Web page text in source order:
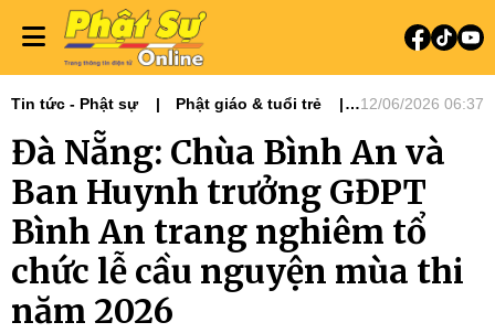
Tin tức - Phật sự
Phật giáo & tuổi trẻ
12/06/2026 06:37
Đà Nẵng: Chùa Bình An và
Ban Huynh trưởng GĐPT
Bình An trang nghiêm tổ
chức lễ cầu nguyện mùa thi
năm 2026